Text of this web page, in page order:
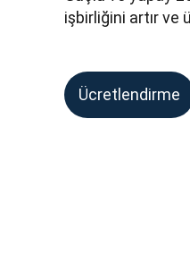
işbirliğini artır ve
Ücretlendirme